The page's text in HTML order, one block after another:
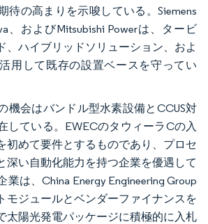
待の高まりを示唆している。Siemens
、およびMitsubishi Powerは、タービ
、ハイブリッドソリューション、およ
用して既存の設置ベースを守ってい
機会はバンドル型水素設備とCCUS対
している。EWECのタウィーラCの入
初めて要件とするものであり、プロセ
深い自動化能力を持つ企業を優遇して
業は、China Energy Engineering Group
モジュールとベンダーファイナンスを
太陽光発電パッケージに積極的に入札